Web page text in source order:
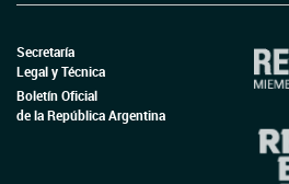
Secretaría
Legal y Técnica
Boletín Oficial
de la República Argentina